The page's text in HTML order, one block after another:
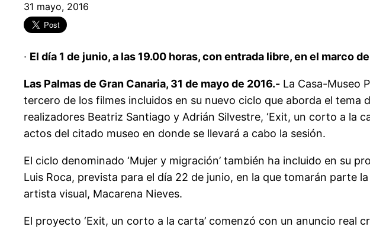
31 mayo, 2016
· El día 1 de junio, a las 19.00 horas, con entrada libre, en el marco
Las Palmas de Gran Canaria, 31 de mayo de 2016.- La Casa-Museo
tercero de los filmes incluidos en su nuevo ciclo que aborda el
realizadores Beatriz Santiago y Adrián Silvestre, ‘Exit, un corto a la
actos del citado museo en donde se llevará a cabo la sesión.
El ciclo denominado ‘Mujer y migración’ también ha incluido en su
Luis Roca, prevista para el día 22 de junio, en la que tomarán parte
artista visual, Macarena Nieves.
El proyecto ‘Exit, un corto a la carta’ comenzó con un anuncio